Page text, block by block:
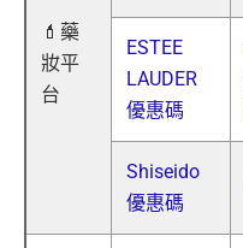
💄藥
妝平
台
ESTEE
LAUDER
優惠碼
Shiseido
優惠碼